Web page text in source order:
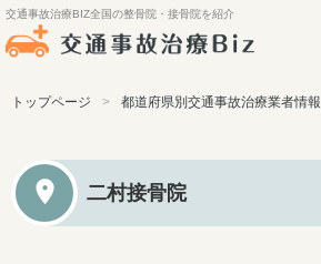
交通事故治療BIZ全国の整骨院・接骨院を紹介
トップページ 都道府県別交通事故治療業者情報
二村接骨院